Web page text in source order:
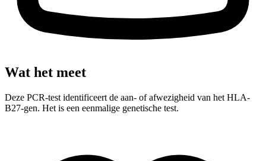
Wat het meet
Deze PCR-test identificeert de aan- of afwezigheid van het HLA-
B27-gen. Het is een eenmalige genetische test.